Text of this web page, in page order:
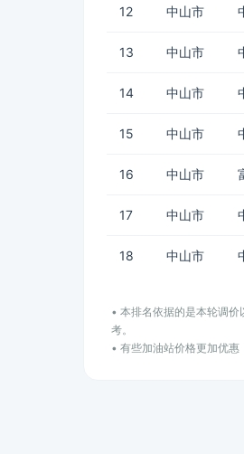
12 中山市
13 中山市
14 中山市
15 中山市
16 中山市
17 中山市
18 中山市
• 本排名依据的是本轮调
考。
• 有些加油站价格更加优惠